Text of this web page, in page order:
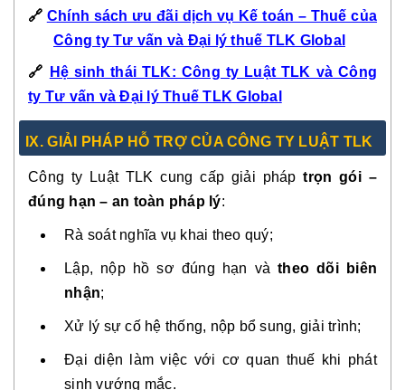
🔗 Chính sách ưu đãi dịch vụ Kế toán – Thuế của
Công ty Tư vấn và Đại lý thuế TLK Global
🔗
Hệ sinh thái TLK: Công ty Luật TLK và Công
ty Tư vấn và Đại lý Thuế TLK Global
IX. GIẢI PHÁP HỖ TRỢ CỦA CÔNG TY LUẬT TLK
Công ty Luật TLK cung cấp giải pháptrọn gói –
đúng hạn – an toàn pháp lý:
Rà soát nghĩa vụ khai theo quý;
Lập, nộp hồ sơ đúng hạn vàtheo dõi biên
nhận;
Xử lý sự cố hệ thống, nộp bổ sung, giải trình;
Đại diện làm việc với cơ quan thuế khi phát
sinh vướng mắc.